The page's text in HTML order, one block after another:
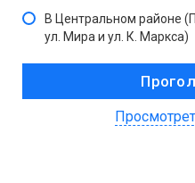
В Центральном районе
ул. Мира и ул. К. Маркса)